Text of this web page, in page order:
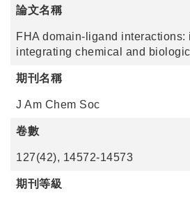
論文名稱
FHA domain-ligand interactions:
integrating chemical and
期刊名稱
J Am Chem Soc
卷數
127(42), 14572-14573
期刊等級